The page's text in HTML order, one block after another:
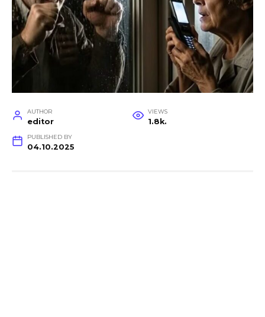
AUTHOR
editor
VIEWS
1.8k.
PUBLISHED BY
04.10.2025